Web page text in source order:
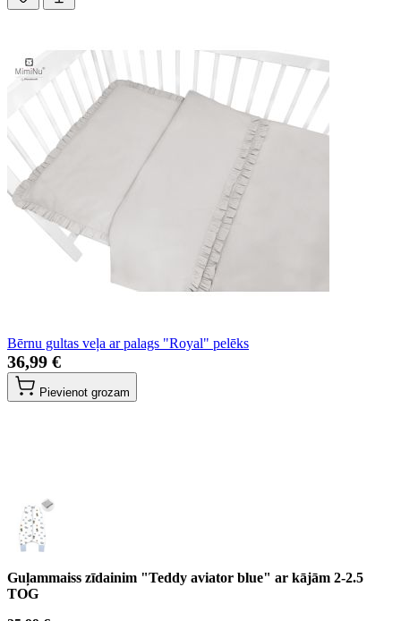
Bērnu gultas veļa ar palags "Royal" pelēks
36,99 €
Pievienot grozam
Guļammaiss zīdainim "Teddy aviator blue" ar kājām 2-2.5
TOG